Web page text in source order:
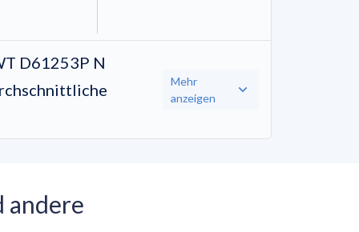
D61253P N
Mehr
anzeigen
andere